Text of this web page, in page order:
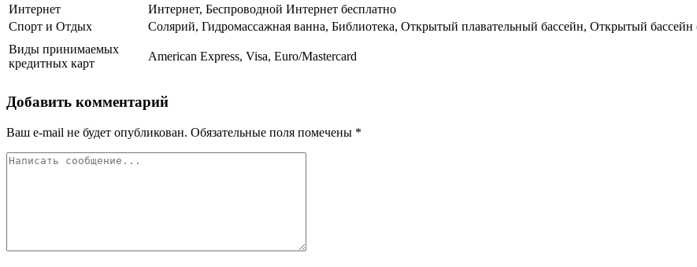
Интернет
Интернет, Беспроводной Интернет бесплатно
Спорт и Отдых
Солярий, Гидромассажная ванна, Библиотека, Открытый плавательный бассейн, Открытый бассейн
Виды принимаемых
кредитных карт
American Express, Visa, Euro/Mastercard
Добавить комментарий
Ваш e-mail не будет опубликован. Обязательные поля помечены *